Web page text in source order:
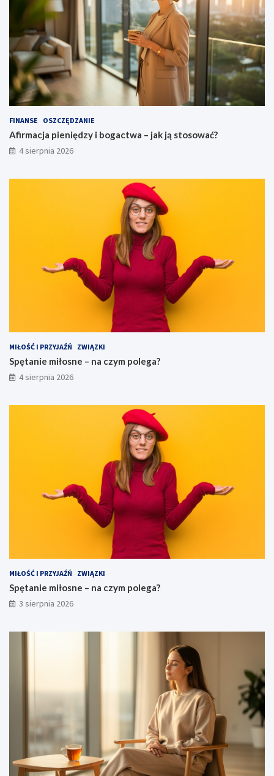
FINANSE OSZCZĘDZANIE
Afirmacja pieniędzy i bogactwa – jak ją stosować?
4 sierpnia 2026
MIŁOŚĆ I PRZYJAŹŃ ZWIĄZKI
Spętanie miłosne – na czym polega?
4 sierpnia 2026
MIŁOŚĆ I PRZYJAŹŃ ZWIĄZKI
Spętanie miłosne – na czym polega?
3 sierpnia 2026